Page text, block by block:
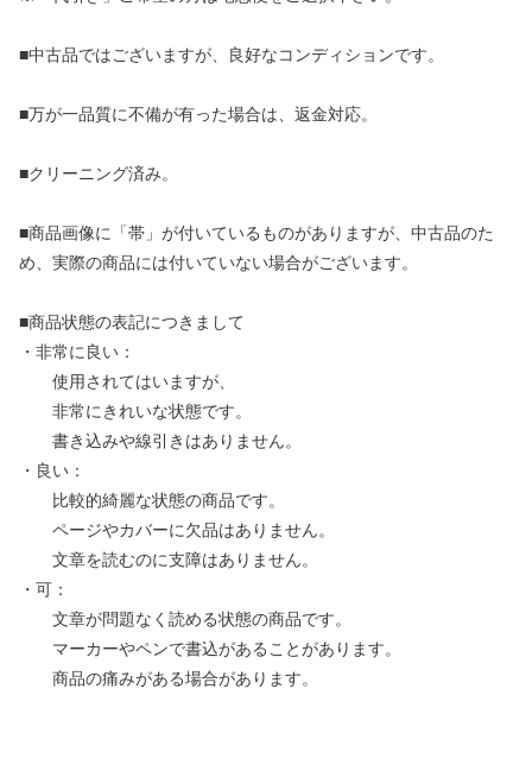
■中古品ではございますが、良好なコンディションです。
■万が一品質に不備が有った場合は、返金対応。
■クリーニング済み。
■商品画像に「帯」が付いているものがありますが、中古品のた
め、実際の商品には付いていない場合がございます。
■商品状態の表記につきまして
・非常に良い：
使用されてはいますが、
非常にきれいな状態です。
書き込みや線引きはありません。
・良い：
比較的綺麗な状態の商品です。
ページやカバーに欠品はありません。
文章を読むのに支障はありません。
・可：
文章が問題なく読める状態の商品です。
マーカーやペンで書込があることがあります。
商品の痛みがある場合があります。